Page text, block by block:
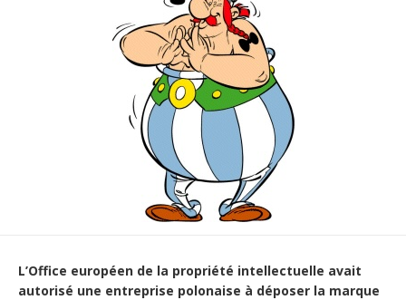
L’Office européen de la propriété intellectuelle avait
autorisé une entreprise polonaise à déposer la marque